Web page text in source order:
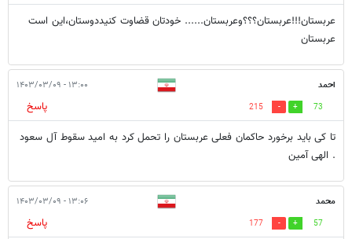
عربستان!!!عربستان؟؟؟وعربستان...... خودتان قضاوت کنیددوستان،این است
عربستان
احمد ۱۳:۰۰ - ۱۴۰۳/۰۳/۰۹
73
215
پاسخ
تا کی باید برخورد حاکمان فعلی عربستان را تحمل کرد به امید سقوط آل سعود
. الهی آمین
محمد ۱۳:۰۶ - ۱۴۰۳/۰۳/۰۹
57
177
پاسخ